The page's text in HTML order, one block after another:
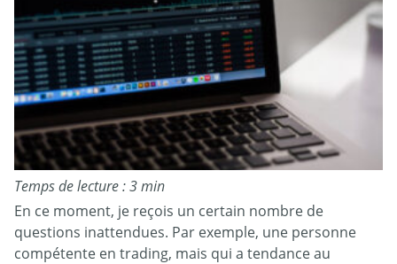
Temps de lecture : 3 min
En ce moment, je reçois un certain nombre de
questions inattendues. Par exemple, une personne
compétente en trading, mais qui a tendance au